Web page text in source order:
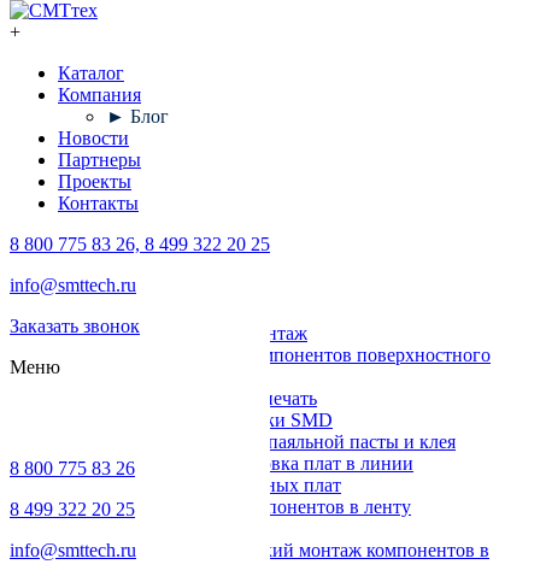
+
Каталог
Компания
► Блог
Новости
Партнеры
Проекты
Контакты
8 800 775 83 26, 8 499 322 20 25
info@smttech.ru
Заказать звонок
Меню
8 800 775 83 26
8 499 322 20 25
info@smttech.ru
Поверхностный монтаж
Установка компонентов поверхностного
Трафаретная печать
Печи для пайки SMD
Дозирование паяльной пасты и клея
Транспортировка плат в линии
Ремонт печатных плат
Упаковка компонентов в ленту
Автоматический монтаж компонентов в